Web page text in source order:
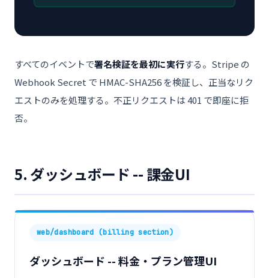
すべてのイベントで署名検証を最初に実行する。Stripe の
Webhook Secret で HMAC-SHA256 を検証し、正当なリク
エストのみを処理する。不正リクエストは 401 で即座に拒
否。
5. ダッシュボード -- 課金UI
web/dashboard (billing section)
ダッシュボード -- 料金・プラン管理UI